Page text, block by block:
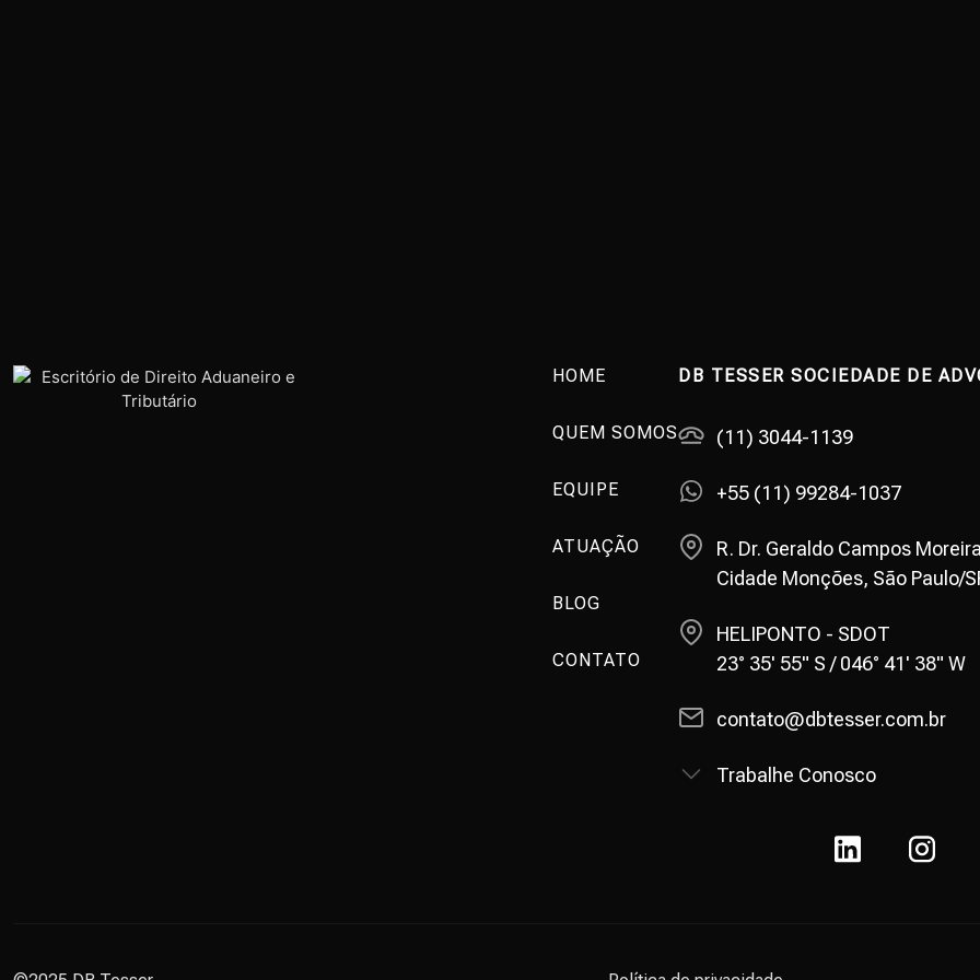
HOME
QUEM SOMOS
EQUIPE
ATUAÇÃO
BLOG
CONTATO
DB TESSER SOCIEDADE DE
(11) 3044-1139
+55 (11) 99284-1037
R. Dr. Geraldo Campos
Cidade Monções, São Paulo/
HELIPONTO - SDOT
23° 35' 55" S / 046° 41' 38" W
contato@dbtesser.com.br
Trabalhe Conosco